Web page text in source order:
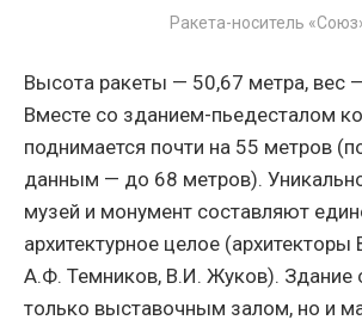
Ракета-носитель
Высота ракеты — 50,67 метра, вес
Вместе со зданием-пьедесталом
поднимается почти на 55 метров
данным — до 68 метров).
музей и монумент составляют
архитектурное целое (архитекторы
А.Ф. Темников, В.И. Жуков). Здание
только выставочным залом, но и